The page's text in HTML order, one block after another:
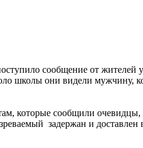
сообщение от жителей
школы они видели мужчину,
которые сообщили очевидцы,
задержан и доставлен